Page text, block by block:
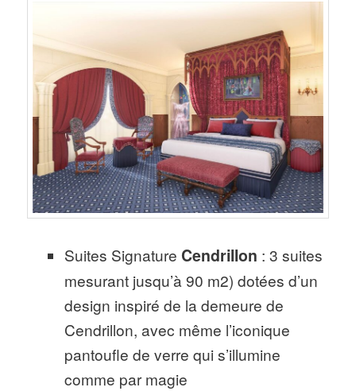
Suites Signature Cendrillon : 3 suites
mesurant jusqu’à 90 m2) dotées d’un
design inspiré de la demeure de
Cendrillon, avec même l’iconique
pantoufle de verre qui s’illumine
comme par magie